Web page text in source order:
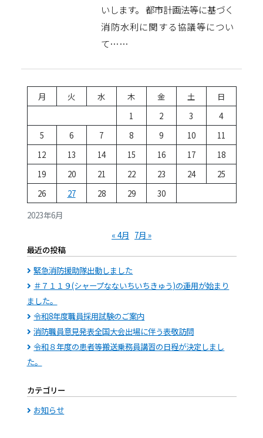
いします。 都市計画法等に基づく
消防水利に関する協議等につい
て……
2023年6月
月 火 水 木 金 土
日
1
2 3
4
5
6 7 8 9 10
11
12
13 14 15 16 17
18
19
20 21 22 23 24
25
26
27 28 29 30
« 4月 7月 »
最近の投稿
緊急消防援助隊出動しました
＃７１１９(シャープなないちいちきゅう)の運用が始まり
ました。
令和8年度職員採用試験のご案内
消防職員意見発表全国大会出場に伴う表敬訪問
令和８年度の患者等搬送乗務員講習の日程が決定しまし
た。
カテゴリー
お知らせ